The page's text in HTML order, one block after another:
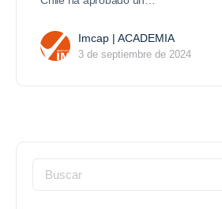
Imcap | ACADEMIA
3 de septiembre de 2024
Buscar: